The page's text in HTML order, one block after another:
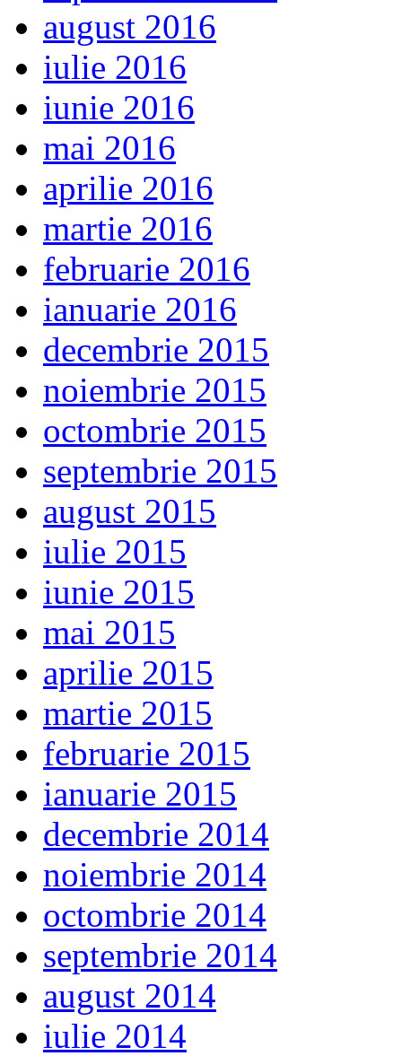
august 2016
iulie 2016
iunie 2016
mai 2016
aprilie 2016
martie 2016
februarie 2016
ianuarie 2016
decembrie 2015
noiembrie 2015
octombrie 2015
septembrie 2015
august 2015
iulie 2015
iunie 2015
mai 2015
aprilie 2015
martie 2015
februarie 2015
ianuarie 2015
decembrie 2014
noiembrie 2014
octombrie 2014
septembrie 2014
august 2014
iulie 2014